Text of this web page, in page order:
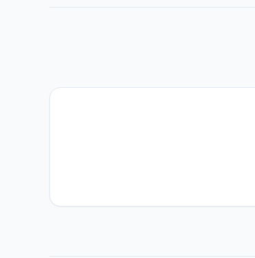
متصل — اسألني أي شيء